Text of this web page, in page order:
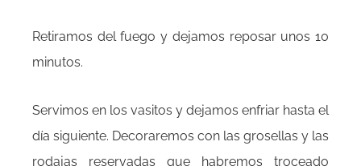
Retiramos del fuego y dejamos reposar unos 10
minutos.
Servimos en los vasitos y dejamos enfriar hasta el
día siguiente. Decoraremos con las grosellas y las
rodajas reservadas que habremos troceado